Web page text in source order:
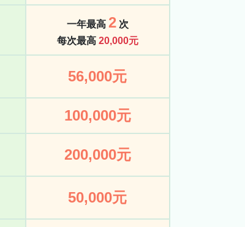
一年最高 2 次
每次最高 20,000元
56,000元
100,000元
200,000元
50,000元